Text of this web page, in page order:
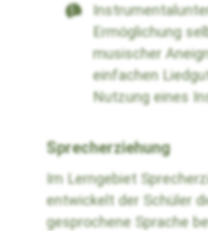
Ermöglichung
musischer
einfachen
Nutzung eines
Sprecherziehung
Im Lerngebiet
entwickelt der Schüler
gesprochene Sprache